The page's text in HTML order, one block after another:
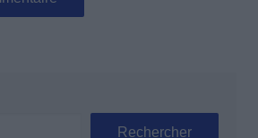
Rechercher